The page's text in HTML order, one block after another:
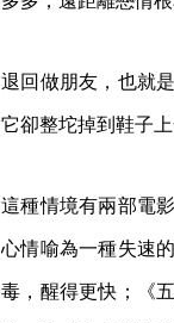
退回做朋友，也就
它卻整坨掉到鞋子
這種情境有兩部電
心情喻為一種失速
毒，醒得更快；《